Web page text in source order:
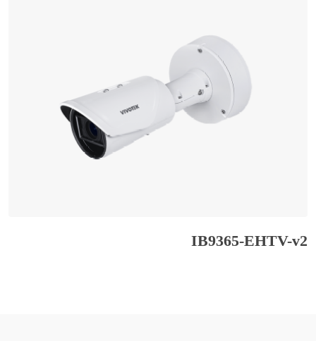
IB9365-EHTV-v2